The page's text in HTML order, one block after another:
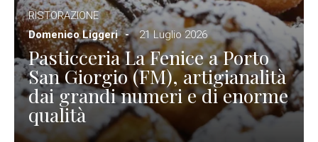
RISTORAZIONE
Domenico Liggeri
21 Luglio 2026
Pasticceria La Fenice a Porto
San Giorgio (FM), artigianalità
dai grandi numeri e di enorme
qualità